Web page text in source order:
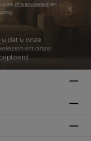
Privacybeleid en